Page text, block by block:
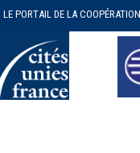
LE PORTAIL DE LA